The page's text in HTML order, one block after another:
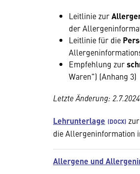
Leitlinie zur
der
Leitlinie für die
Empfehlung zur
Waren") (Anhang 3)
Letzte Änderung:
Lehrunterlage
die Allergeninformation
Allergene und